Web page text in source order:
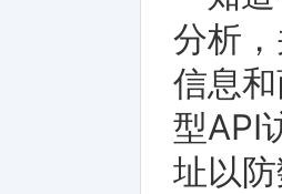
分析
信息
型API
址以